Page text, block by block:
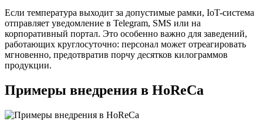
Если температура выходит за допустимые рамки, IoT-система
отправляет уведомление в Telegram, SMS или на
корпоративный портал. Это особенно важно для заведений,
работающих круглосуточно: персонал может отреагировать
мгновенно, предотвратив порчу десятков килограммов
продукции.
Примеры внедрения в HoReCa